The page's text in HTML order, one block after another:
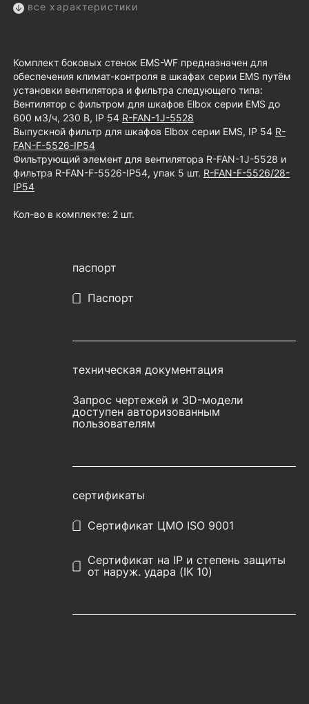
все характеристики
Комплект боковых стенок EMS-WF предназначен для
обеспечения климат-контроля в шкафах серии EMS путём
установки вентилятора и фильтра следующего типа:
Вентилятор с фильтром для шкафов Elbox серии EMS до
600 м3/ч, 230 В, IP 54 R-FAN-1J-5528
Выпускной фильтр для шкафов Elbox серии EMS, IP 54 R-
FAN-F-5526-IP54
Фильтрующий элемент для вентилятора R-FAN-1J-5528 и
фильтра R-FAN-F-5526-IP54, упак 5 шт. R-FAN-F-5526/28-
IP54
Кол-во в комплекте: 2 шт.
паспорт
Паспорт
техническая документация
Запрос чертежей и 3D-модели
доступен авторизованным
пользователям
сертификаты
Сертификат ЦМО ISO 9001
Сертификат на IP и степень защиты
от наруж. удара (IK 10)